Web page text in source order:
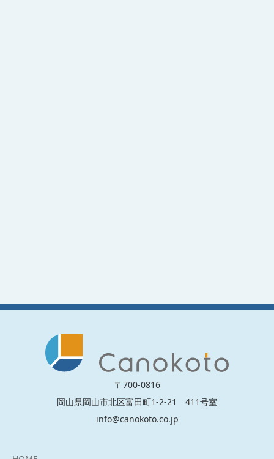
〒700-0816
岡山県岡山市北区富田町1-2-21 411号室
info@canokoto.co.jp